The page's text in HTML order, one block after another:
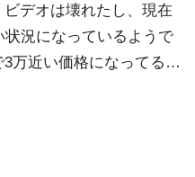
デオは壊れたし、現在
況になっているようで
3万近い価格になってる…